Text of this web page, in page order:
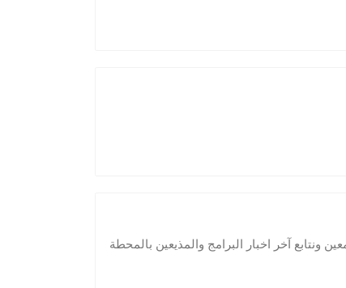
ونتابع آخر اخبار البرامج والمذيعين بالمحطة